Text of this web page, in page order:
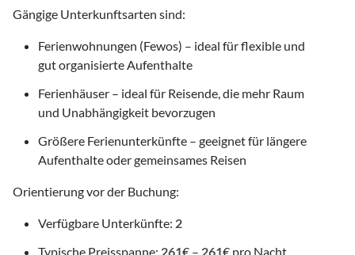
Gängige Unterkunftsarten sind:
Ferienwohnungen (Fewos) – ideal für flexible und
gut organisierte Aufenthalte
Ferienhäuser – ideal für Reisende, die mehr Raum
und Unabhängigkeit bevorzugen
Größere Ferienunterkünfte – geeignet für längere
Aufenthalte oder gemeinsames Reisen
Orientierung vor der Buchung:
Verfügbare Unterkünfte: 2
Typische Preisspanne: 261€ – 261€ pro Nacht